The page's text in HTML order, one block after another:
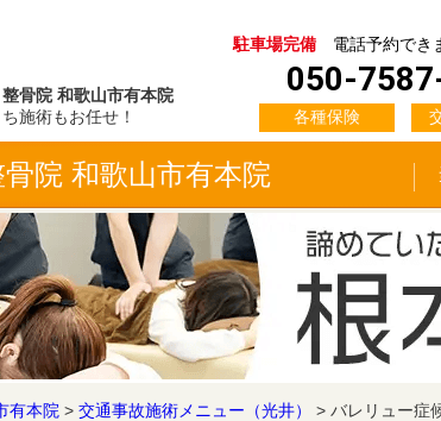
骨院 和歌山市有本院
施術もお任せ！
駐車場完備 電話予約でき
050-
各種保険
院 和歌山市有本院
有本院 > 交通事故施術メニュー（光井） > バレリュー症